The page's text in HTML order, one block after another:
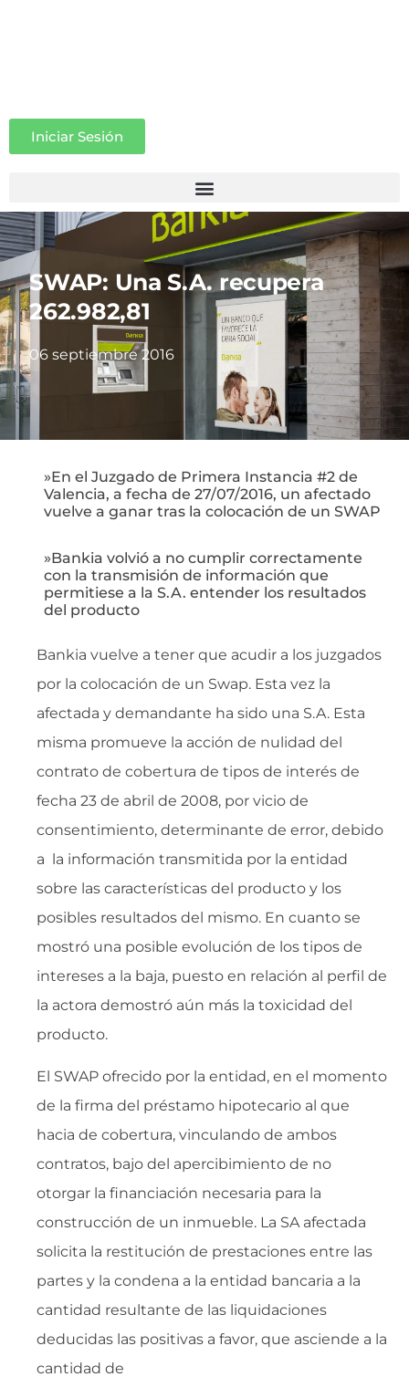
Iniciar Sesión
SWAP: Una S.A. recupera
262.982,81 
06 septiembre 2016
»En el Juzgado de Primera Instancia #2 de
Valencia, a fecha de 27/07/2016, un afectado
vuelve a ganar tras la colocación de un SWAP
»Bankia volvió a no cumplir correctamente
con la transmisión de información que
permitiese a la S.A. entender los resultados
del producto
Bankia vuelve a tener que acudir a los juzgados
por la colocación de un Swap. Esta vez la
afectada y demandante ha sido una S.A. Esta
misma promueve la acción de nulidad del
contrato de cobertura de tipos de interés de
fecha 23 de abril de 2008, por vicio de
consentimiento, determinante de error, debido
a la información transmitida por la entidad
sobre las características del producto y los
posibles resultados del mismo. En cuanto se
mostró una posible evolución de los tipos de
intereses a la baja, puesto en relación al perfil de
la actora demostró aún más la toxicidad del
producto.
El SWAP ofrecido por la entidad, en el momento
de la firma del préstamo hipotecario al que
hacia de cobertura, vinculando de ambos
contratos, bajo del apercibimiento de no
otorgar la financiación necesaria para la
construcción de un inmueble. La SA afectada
solicita la restitución de prestaciones entre las
partes y la condena a la entidad bancaria a la
cantidad resultante de las liquidaciones
deducidas las positivas a favor, que asciende a la
cantidad de